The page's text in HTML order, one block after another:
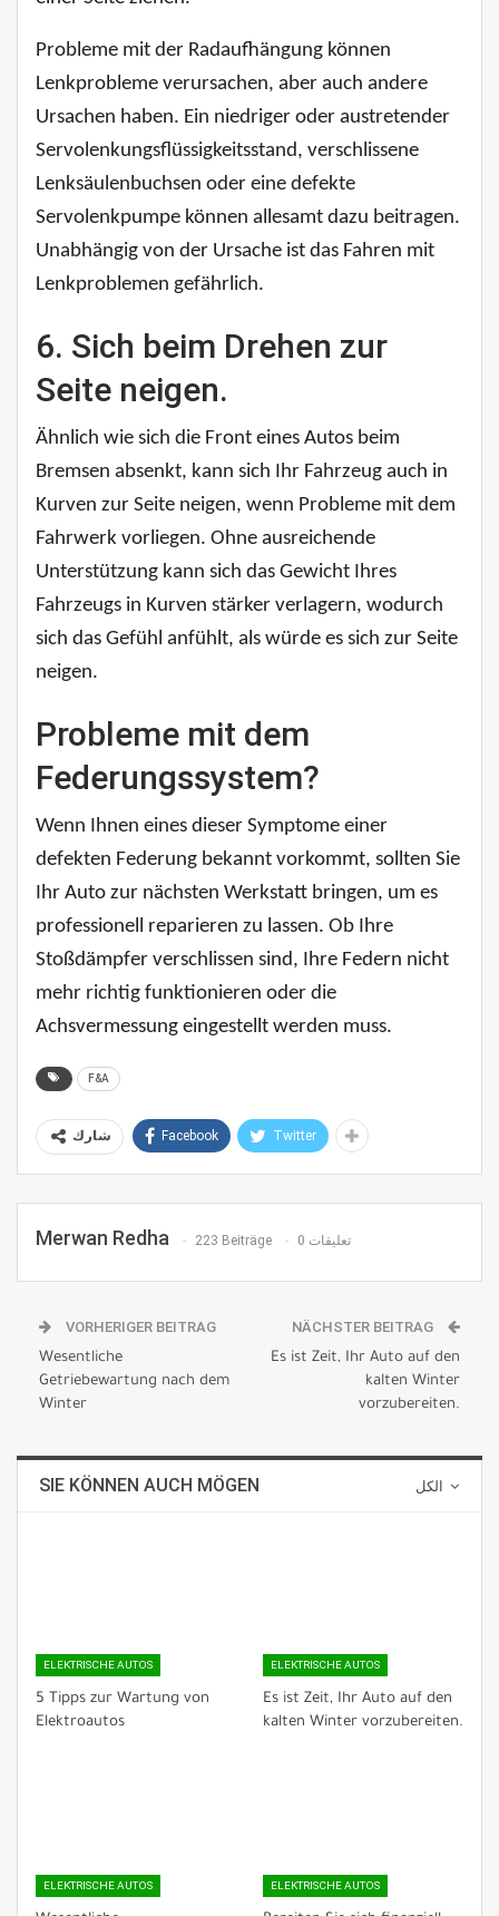
Probleme mit der Radaufhängung können
Lenkprobleme verursachen, aber auch andere
Ursachen haben. Ein niedriger oder austretender
Servolenkungsflüssigkeitsstand, verschlissene
Lenksäulenbuchsen oder eine defekte
Servolenkpumpe können allesamt dazu beitragen.
Unabhängig von der Ursache ist das Fahren mit
Lenkproblemen gefährlich.
6. Sich beim Drehen zur
Seite neigen.
Ähnlich wie sich die Front eines Autos beim
Bremsen absenkt, kann sich Ihr Fahrzeug auch in
Kurven zur Seite neigen, wenn Probleme mit dem
Fahrwerk vorliegen. Ohne ausreichende
Unterstützung kann sich das Gewicht Ihres
Fahrzeugs in Kurven stärker verlagern, wodurch
sich das Gefühl anfühlt, als würde es sich zur Seite
neigen.
Probleme mit dem
Federungssystem?
Wenn Ihnen eines dieser Symptome einer
defekten Federung bekannt vorkommt, sollten Sie
Ihr Auto zur nächsten Werkstatt bringen, um es
professionell reparieren zu lassen. Ob Ihre
Stoßdämpfer verschlissen sind, Ihre Federn nicht
mehr richtig funktionieren oder die
Achsvermessung eingestellt werden muss.
F&A
شارك Facebook Twitter
Merwan Redha 223 Beiträge 0 تعليقات
VORHERIGER BEITRAG
Wesentliche
Getriebewartung nach dem
Winter
NÄCHSTER BEITRAG
Es ist Zeit, Ihr Auto auf den
kalten Winter
vorzubereiten.
SIE KÖNNEN AUCH MÖGEN
ELEKTRISCHE AUTOS
5 Tipps zur Wartung von
Elektroautos
ELEKTRISCHE AUTOS
Es ist Zeit, Ihr Auto auf den
kalten Winter vorzubereiten.
ELEKTRISCHE AUTOS ELEKTRISCHE AUTOS